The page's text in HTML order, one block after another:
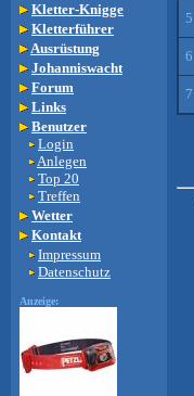
Kletter-Knigge
Kletterführer
Ausrüstung
Johanniswacht
Forum
Links
Benutzer
Login
Anlegen
Top 20
Treffen
Wetter
Kontakt
Impressum
Datenschutz
Anzeige:
5
6
7